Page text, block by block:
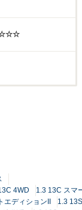
4WD
1.3 13C スマ
ディションII 1.3 13S